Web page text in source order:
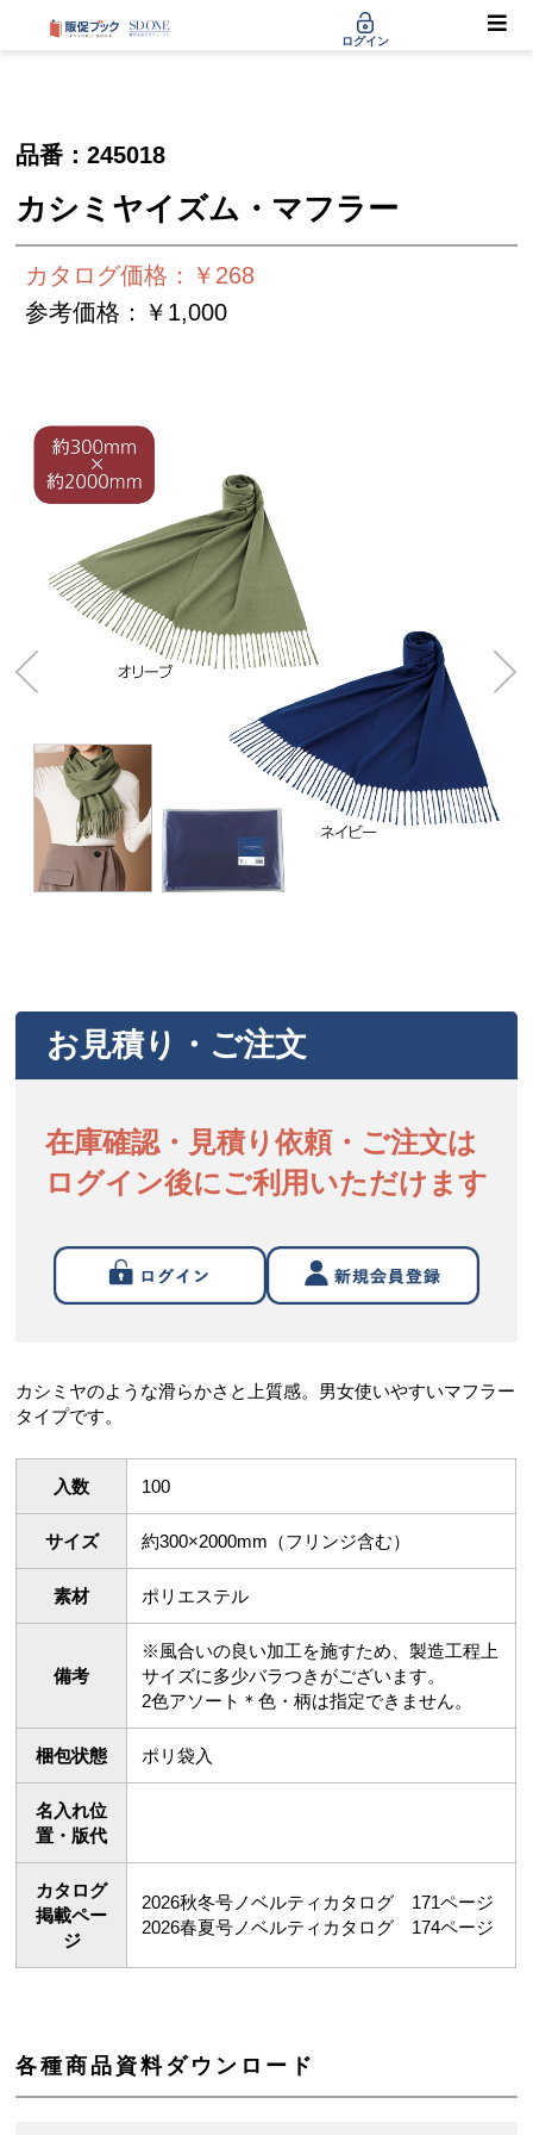
ログイン
品番：245018
カシミヤイズム・マフラー
カタログ価格：￥268
参考価格：￥1,000
お見積り・ご注文
在庫確認・見積り依頼・ご注文は
ログイン後にご利用いただけます
カシミヤのような滑らかさと上質感。男女使いやすいマフラー
タイプです。
入数 100
サイズ 約300×2000mm（フリンジ含む）
素材 ポリエステル
備考
※風合いの良い加工を施すため、製造工程上
サイズに多少バラつきがございます。
2色アソート＊色・柄は指定できません。
梱包状態 ポリ袋入
名入れ位
置・版代
カタログ
掲載ペー
ジ
2026秋冬号ノベルティカタログ　171ページ
2026春夏号ノベルティカタログ　174ページ
各種商品資料ダウンロード